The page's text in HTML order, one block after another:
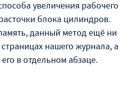
увеличения рабочего
блока цилиндров.
данный метод ещё ни
нашего журнала, а
в отдельном абзаце.